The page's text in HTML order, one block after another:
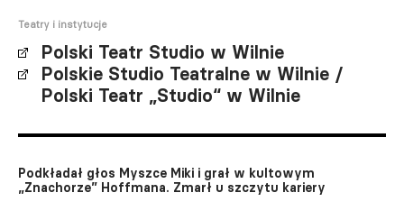
Teatry i instytucje
Polski Teatr Studio w Wilnie
Polskie Studio Teatralne w Wilnie /
Polski Teatr „Studio“ w Wilnie
Podkładał głos Myszce Miki i grał w kultowym
„Znachorze” Hoffmana. Zmarł u szczytu kariery